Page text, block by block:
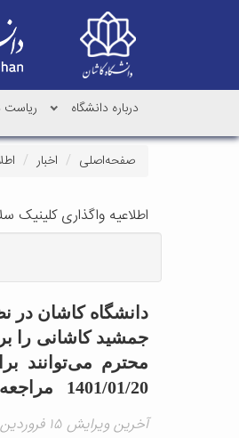
درباره دانشگاه ریاست
صفحه‌اصلی اخبار
اطلاعیه واگذاری
دانشگاه کاشان در
1401/01/20 مراجعه نموده و یا با شماره 03155914282 تماس حاصل نمایند.
آخرین ویرایش ۱۵ فروردین ۱۴۰۱